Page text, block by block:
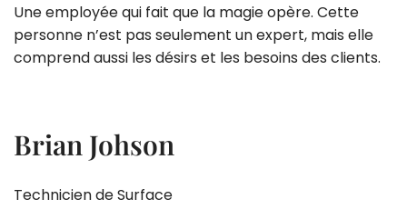
Une employée qui fait que la magie opère. Cette
personne n’est pas seulement un expert, mais elle
comprend aussi les désirs et les besoins des clients.
Brian Johson
Technicien de Surface